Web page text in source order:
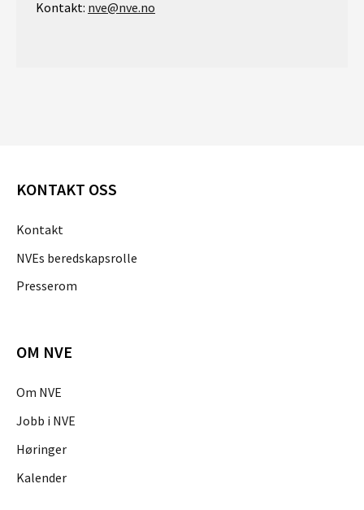
Kontakt: nve@nve.no
KONTAKT OSS
Kontakt
NVEs beredskapsrolle
Presserom
OM NVE
Om NVE
Jobb i NVE
Høringer
Kalender